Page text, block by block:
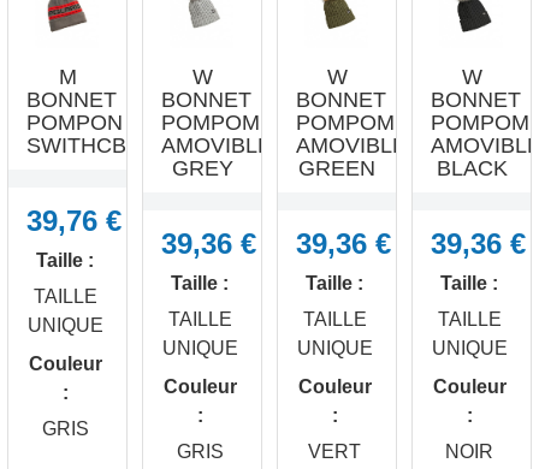
M
BONNET
POMPON
SWITHCBACK...
39,76 €
Taille :
TAILLE
UNIQUE
Couleur
:
GRIS
W
BONNET
POMPOM
AMOVIBLE
GREY
39,36 €
Taille :
TAILLE
UNIQUE
Couleur
:
GRIS
W
BONNET
POMPOM
AMOVIBLE
GREEN
39,36 €
Taille :
TAILLE
UNIQUE
Couleur
:
VERT
W
BONNET
POMPOM
BLACK
39,36 €
Taille :
TAILLE
UNIQUE
Couleur
:
NOIR
APERÇU

RAPIDE

RAPIDE

RAPIDE